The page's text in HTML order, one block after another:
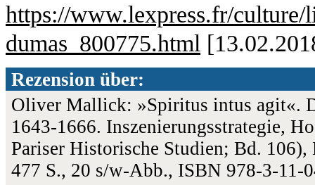
https://www.lexpress.fr/culture/
dumas_800775.html
Rezension über:
Oliver Mallick: »Spiritus intus agit«.
1643-1666. Inszenierungsstrategie,
Pariser Historische Studien; Bd.
477 S., 20 s/w-Abb., ISBN 978-3-11-